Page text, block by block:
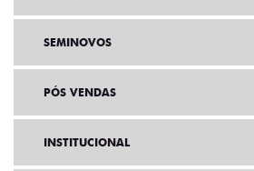
SEMINOVOS
PÓS VENDAS
INSTITUCIONAL